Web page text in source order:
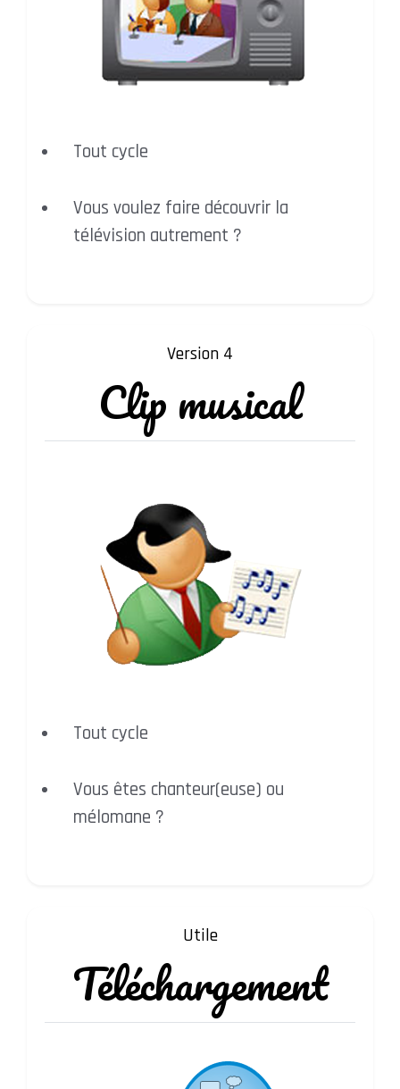
Tout cycle
Vous voulez faire découvrir la
télévision autrement ?
Version 4
Clipmusical
Tout cycle
Vous êtes chanteur(euse) ou
mélomane ?
Utile
Téléchargement